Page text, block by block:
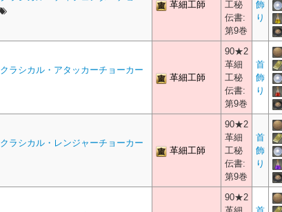
革細工師
工秘
伝書:
第9巻
飾
り
クラシカル・アタッカーチョーカー
革細工師
90★2
革細
工秘
伝書:
第9巻
首
飾
り
クラシカル・レンジャーチョーカー
革細工師
90★2
革細
工秘
伝書:
第9巻
首
飾
り
90★2